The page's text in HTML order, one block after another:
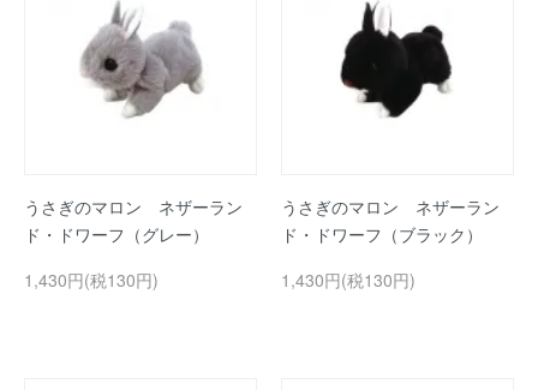
うさぎのマロン ネザーラン
ド・ドワーフ（グレー）
1,430円(税130円)
うさぎのマロン ネザーラン
ド・ドワーフ（ブラック）
1,430円(税130円)